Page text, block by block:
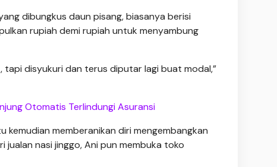
dibungkus daun pisang, biasanya berisi
rupiah demi rupiah untuk menyambung
tapi disyukuri dan terus diputar lagi buat modal,”
Otomatis Terlindungi Asuransi
kemudian memberanikan diri mengembangkan
jualan nasi jinggo, Ani pun membuka toko